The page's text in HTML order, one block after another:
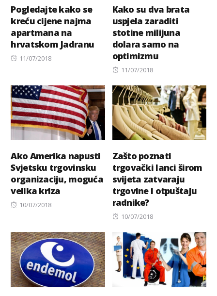
Pogledajte kako se
kreću cijene najma
apartmana na
hrvatskom Jadranu
Posted
11/07/2018
Kako su dva brata
uspjela zaraditi
stotine milijuna
dolara samo na
optimizmu
Posted
11/07/2018
Ako Amerika napusti
Svjetsku trgovinsku
organizaciju, moguća
velika kriza
Posted
10/07/2018
Zašto poznati
trgovački lanci širom
svijeta zatvaraju
trgovine i otpuštaju
radnike?
Posted
10/07/2018